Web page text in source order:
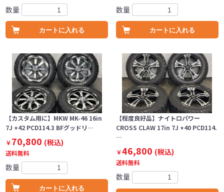
数量
カートに入れる
数量
カートに入れる
【カスタム用に】MKW MK-46 16in
7J +42 PCD114.3 BFグッドリ…
￥70,800 (税込)
送料無料
数量
カートに入れる
【程度良好品】ナイトロパワー
CROSS CLAW 17in 7J +40 PCD114.
…
￥46,800 (税込)
送料無料
数量